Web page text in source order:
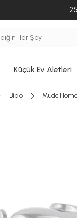
Küçük Ev Aletleri
Biblo Mudo